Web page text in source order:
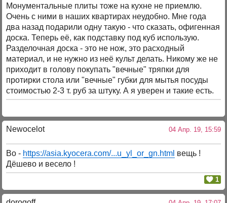
Монументальные плиты тоже на кухне не приемлю.
Очень с ними в наших квартирах неудобно. Мне года
два назад подарили одну такую - что сказать, офигенная
доска. Теперь её, как подставку под куб использую.
Разделочная доска - это не нож, это расходный
материал, и не нужно из неё культ делать. Никому же не
приходит в голову покупать "вечные" тряпки для
протирки стола или "вечные" губки для мытья посуды
стоимостью 2-3 т. руб за штуку. А я уверен и такие есть.
Newocelot 04 Апр. 19, 15:59
Во - https://asia.kyocera.com/...u_yl_or_gn.html вещь !
Дёшево и весело !
1